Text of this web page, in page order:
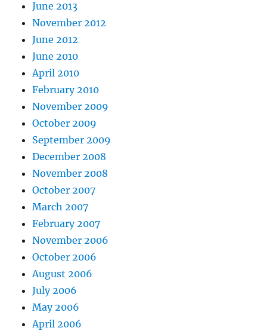
June 2013
November 2012
June 2012
June 2010
April 2010
February 2010
November 2009
October 2009
September 2009
December 2008
November 2008
October 2007
March 2007
February 2007
November 2006
October 2006
August 2006
July 2006
May 2006
April 2006